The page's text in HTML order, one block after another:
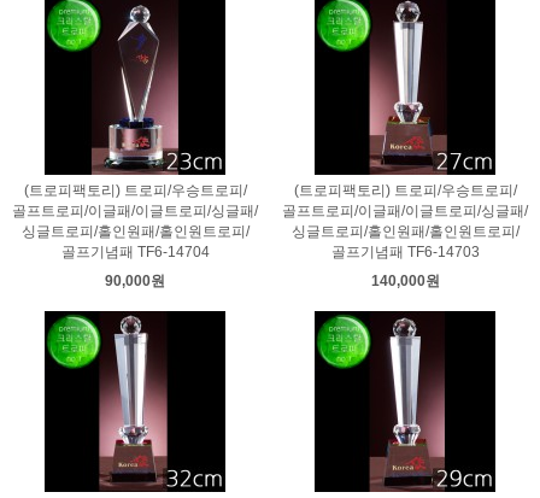
(트로피팩토리) 트로피/우승트로피/
골프트로피/이글패/이글트로피/싱글패/
싱글트로피/홀인원패/홀인원트로피/
골프기념패 TF6-14704
90,000원
(트로피팩토리) 트로피/우승트로피/
골프트로피/이글패/이글트로피/싱글패/
싱글트로피/홀인원패/홀인원트로피/
골프기념패 TF6-14703
140,000원